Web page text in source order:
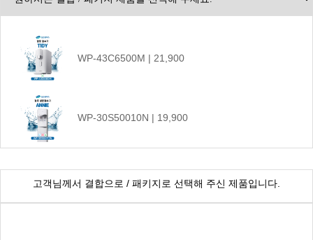
WP-43C6500M | 21,900
WP-30S50010N | 19,900
CHP-1290D | 17,900
고객님께서 결합으로 / 패키지로 선택해 주신 제품입니다.